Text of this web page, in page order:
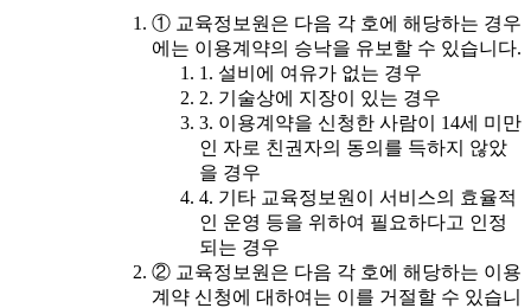
① 교육정보원은 다음 각 호에 해당하는 경우
에는 이용계약의 승낙을 유보할 수 있습니다.
1. 설비에 여유가 없는 경우
2. 기술상에 지장이 있는 경우
3. 이용계약을 신청한 사람이 14세 미만
인 자로 친권자의 동의를 득하지 않았
을 경우
4. 기타 교육정보원이 서비스의 효율적
인 운영 등을 위하여 필요하다고 인정
되는 경우
② 교육정보원은 다음 각 호에 해당하는 이용
계약 신청에 대하여는 이를 거절할 수 있습니